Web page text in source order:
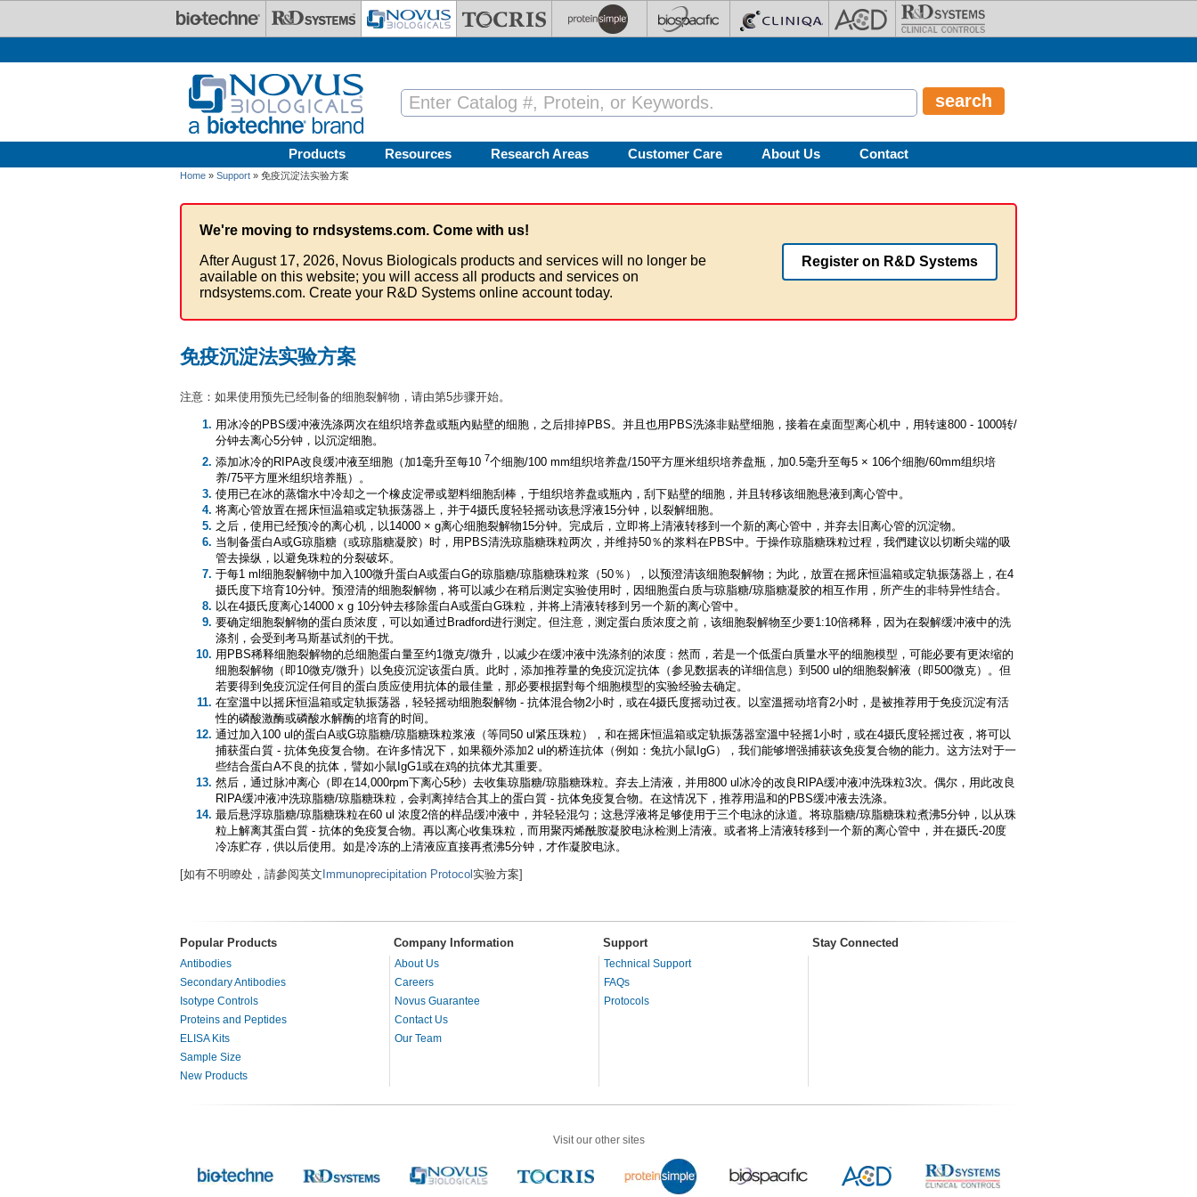
Products Resources Research Areas Customer Care About Us Contact
Home » Support » 免疫沉淀法实验方案
We're moving to rndsystems.com. Come with us!
After August 17, 2026, Novus Biologicals products and services will no longer be
available on this website; you will access all products and services on
rndsystems.com. Create your R&D Systems online account today.
Register on R&D Systems
免疫沉淀法实验方案
注意：如果使用预先已经制备的细胞裂解物，请由第5步骤开始。
用冰冷的PBS缓冲液洗涤两次在组织培养盘或瓶內贴壁的细胞，之后排掉PBS。并且也用PBS洗涤非贴壁细胞，接着在桌面型离心机中，用转速800 - 1000转/
分钟去离心5分钟，以沉淀细胞。
添加冰冷的RIPA改良缓冲液至细胞（加1毫升至每10 7个细胞/100 mm组织培养盘/150平方厘米​​组织培养盘瓶，加0.​​5毫升至每5 × 106个细胞/60mm组织培
养/75平方厘米组织培养瓶）。
使用已在冰的蒸馏水中冷却之一个橡皮淀帚或塑料细胞刮棒，于组织培养盘或瓶內，刮下贴壁的细胞，并且转移该细胞悬液到离心管中。
将离心管放置在摇床恒温箱或定轨振荡器上，并于4摄氏度轻轻摇动该悬浮液15分钟，以裂解细胞。
之后，使用已经预冷的离心机，以14000 × g离心细胞裂解物15分钟。完成后，立即将上清液转移到一个新的离心管中，并弃去旧离心管的沉淀物。
当制备蛋白A或G琼脂糖（或琼脂糖凝胶）时，用PBS清洗琼脂糖珠粒两次，并维持50％的浆料在PBS中。于操作琼脂糖珠粒过程，我們建议以切断尖端的吸
管去操纵，以避免珠粒的分裂破坏。
于每1 ml细胞裂解物中加入100微升蛋白A或蛋白G的琼脂糖/琼脂糖珠粒浆（50％），以预澄清该细胞裂解物；为此，放置在摇床恒温箱或定轨振荡器上，在4
摄氏度下培育10分钟。预澄清的细胞裂解物，将可以减少在稍后测定实验使用时，因细胞蛋白质与琼脂糖/琼脂糖凝胶的相互作用，所产生的非特异性结合。
以在4摄氏度离心14000 x g 10分钟去移除蛋白A或蛋白G珠粒，并将上清液转移到另一个新的离心管中。
要确定细胞裂解物的蛋白质浓度，可以如通过Bradford进行测定。但注意，测定蛋白质浓度之前，该细胞裂解物至少要1:10倍稀释，因为在裂解缓冲液中的洗
涤剂，会受到考马斯基试剂的干扰。
用PBS稀释细胞裂解物的总细胞蛋白量至约1微克/微升，以减少在缓冲液中洗涤剂的浓度﹔然而，若是一个低蛋白貭量水平的细胞模型，可能必要有更浓缩的
细胞裂解物（即10微克/微升）以免疫沉淀该蛋白貭。此时，添加推荐量的免疫沉淀抗体（参见数据表的详细信息）到500 ul的细胞裂解液（即500微克）。但
若要得到免疫沉淀任何目的蛋白质应使用抗体的最佳量，那必要根据對每个细胞模型的实验经验去确定。
在室溫中以摇床恒温箱或定轨振荡器，轻轻摇动细胞裂解物 - 抗体混合物2小时，或在4摄氏度摇动过夜。以室溫摇动培育2小时，是被推荐用于免疫沉淀有活
性的磷酸激酶或磷酸水解酶的培育的时间。
通过加入100 ul的蛋白A或G琼脂糖/琼脂糖珠粒浆液（等同50 ul紧压珠粒），和在摇床恒温箱或定轨振荡器室溫中轻摇1小时，或在4摄氏度轻摇过夜，将可以
捕获蛋白質 - 抗体免疫复合物。在许多情况下，如果额外添加2 ul的桥连抗体（例如：兔抗小鼠IgG），我们能够增强捕获该免疫复合物的能力。这方法对于一
些结合蛋白A不良的抗体，譬如小鼠IgG1或在鸡的抗体尤其重要。
然后，通过脉冲离心（即在14,000rpm下离心5秒）去收集琼脂糖/琼脂糖珠粒。弃去上清液，并用800 ul冰冷的改良RIPA缓冲液冲洗珠粒3次。偶尔，用此改良
RIPA缓冲液冲洗琼脂糖/琼脂糖珠粒，会剥离掉结合其上的蛋白質 - 抗体免疫复合物。在这情况下，推荐用温和的PBS缓冲液去洗涤。
最后悬浮琼脂糖/琼脂糖珠粒在60 ul 浓度2倍的样品缓冲液中，并轻轻混匀；这悬浮液将足够使用于三个电泳的泳道。将琼脂糖/琼脂糖珠粒煮沸5分钟，以从珠
粒上解离其蛋白質 - 抗体的免疫复合物。再以离心收集珠粒，而用聚丙烯酰胺凝胶电泳检测上清液。或者将上清液转移到一个新的离心管中，并在摄氏-20度
冷冻贮存，供以后使用。如是冷冻的上清液应直接再煮沸5分钟，才作凝胶电泳。
[如有不明瞭处，請參阅英文Immunoprecipitation Protocol实验方案]
Popular Products Company Information Support Stay Connected
Antibodies
Secondary Antibodies
Isotype Controls
Proteins and Peptides
ELISA Kits
Sample Size
New Products
About Us
Careers
Novus Guarantee
Contact Us
Our Team
Technical Support
FAQs
Protocols
Visit our other sites